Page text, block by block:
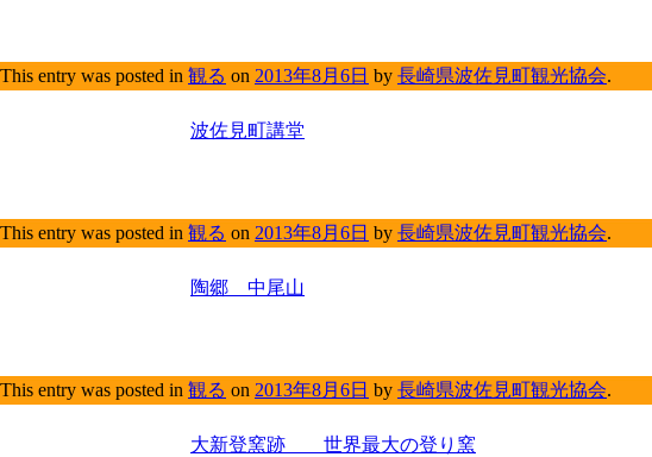
This entry was posted in 観る on 2013年8月6日 by 長崎県波佐見町観光協会.
波佐見町講堂
This entry was posted in 観る on 2013年8月6日 by 長崎県波佐見町観光協会.
陶郷 中尾山
This entry was posted in 観る on 2013年8月6日 by 長崎県波佐見町観光協会.
大新登窯跡 世界最大の登り窯